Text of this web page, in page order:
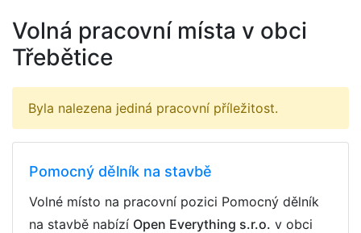
Volná pracovní místa v obci
Třebětice
Byla nalezena jediná pracovní příležitost.
Pomocný dělník na stavbě
Volné místo na pracovní pozici Pomocný dělník
na stavbě nabízí Open Everything s.r.o. v obci